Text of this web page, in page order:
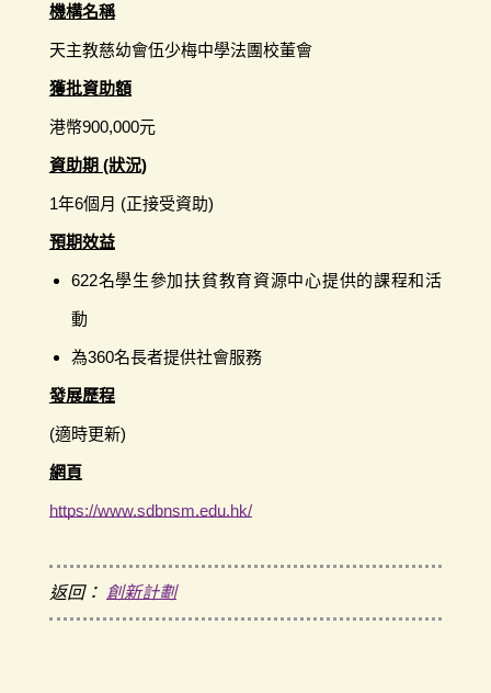
機構名稱
天主教慈幼會伍少梅中學法團校董會
獲批資助額
港幣900,000元
資助期 (狀況)
1年6個月 (正接受資助)
預期效益
622名學生參加扶貧教育資源中心提供的課程和活
動
為360名長者提供社會服務
發展歷程
(適時更新)
網頁
https://www.sdbnsm.edu.hk/
返回： 創新計劃